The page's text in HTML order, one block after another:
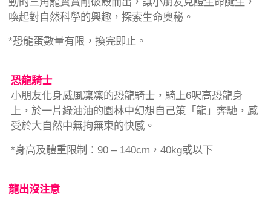
喚起對自然科學的興趣，探索生命奧秘。
*恐龍蛋數量有限，換完即止。
恐龍騎士
小朋友化身威風凜凜的恐龍騎士，騎上6呎高恐龍身
上，於一片綠油油的園林中幻想自己策「龍」奔馳，感
受於大自然中無拘無束的快感。
*身高及體重限制：90 – 140cm，40kg或以下
龍出沒注意